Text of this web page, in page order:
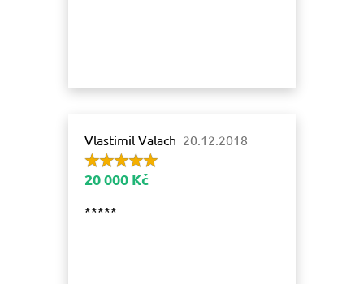
Vlastimil Valach 20.12.2018
20 000 Kč
*****